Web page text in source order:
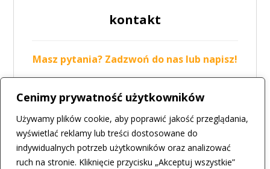
Cenimy prywatność użytkowników
Używamy plików cookie, aby poprawić jakość przeglądania,
wyświetlać reklamy lub treści dostosowane do
indywidualnych potrzeb użytkowników oraz analizować
ruch na stronie. Kliknięcie przycisku „Akceptuj wszystkie”
kontakt
Masz pytania? Zadzwoń do nas lub napisz!
mail:
biuro@csir.konstantynow.pl
więcej